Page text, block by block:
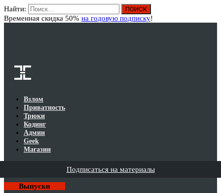
Найти:
Временная скидка 50% на годовую подписку!
Взлом
Приватность
Трюки
Кодинг
Админ
Geek
Магазин
Подписаться на материалы
Выпуски